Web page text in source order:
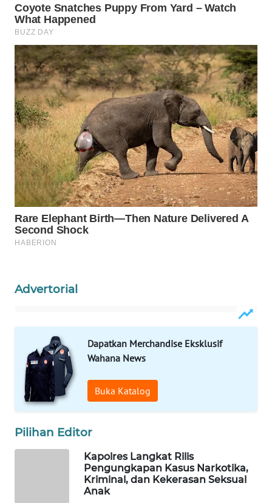
Advertorial
Dapatkan Merchandise Eksklusif
Wahana News
Buka Katalog
Pilihan Editor
Kapolres Langkat Rilis
Pengungkapan Kasus Narkotika,
Kriminal, dan Kekerasan Seksual
Anak
WAHANA
TRAVEL
WAHANA
TV
WAHANANEWS
ID
WAHANANEWS
CO ID
WAHANANEWS
NET
WAHANA
SELEB
WAHANA
PERSONA
WAHANA
OTOMOTIF